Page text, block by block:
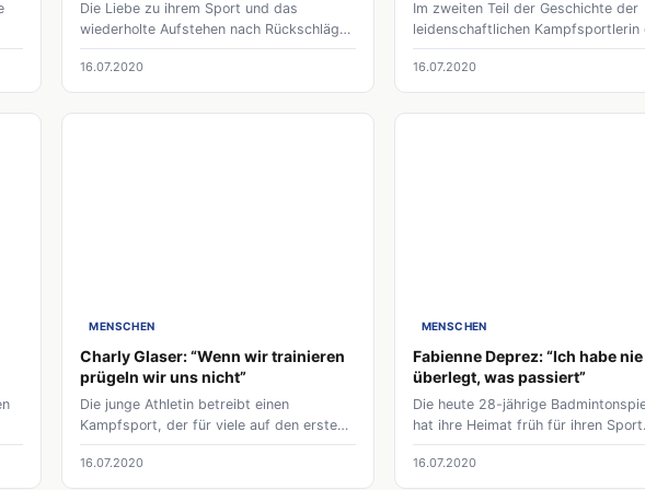
Die Liebe zu ihrem Sport und das
wiederholte Aufstehen nach Rückschlägen
hat die Sportlerin heute an die Weltspitze
im Ju-Jutsu gebracht. Sie trifft aber
immer wieder auf Menschen, die ein
falsches Bild ihres Sports haben und sich
16.07.2020
Im zweiten Teil der Geschichte der
leidenschaftlichen Kampfsportlerin
wir sie begleiten in einem
bisherigen Karriere. Annalena
wie sie nach jedem Rückschlag
aufgestanden ist und sich immer
16.07.2020
MENSCHEN
Charly Glaser: “Wenn wir trainieren
prügeln wir uns nicht”
Die junge Athletin betreibt einen
Kampfsport, der für viele auf den ersten
Blick besonders heftig wirkt, Kickboxen.
Sie ist Teil der World Kickboxing and
16.07.2020
MENSCHEN
Fabienne Deprez: “Ich habe nie
überlegt, was passiert”
Die heute 28-jährige
hat ihre Heimat früh für ihren Sport
verlassen. Für sie selbst war es ein
großer Schritt, der neue
16.07.2020